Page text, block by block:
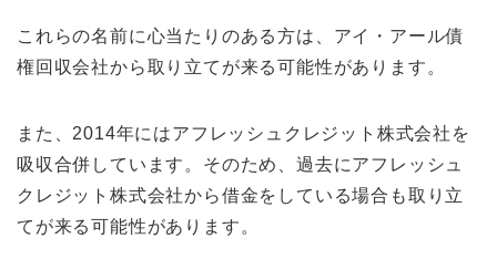
これらの名前に心当たりのある方は、アイ・アール債
権回収会社から取り立てが来る可能性があります。
また、2014年にはアフレッシュクレジット株式会社を
吸収合併しています。そのため、過去にアフレッシュ
クレジット株式会社から借金をしている場合も取り立
てが来る可能性があります。